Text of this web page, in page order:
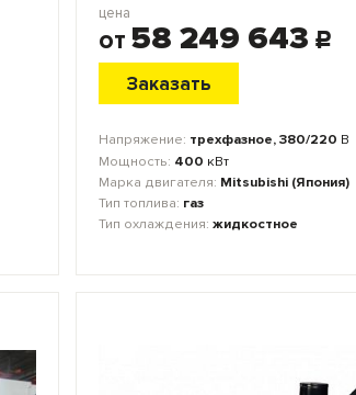
цена
от 58 249 643 c
Заказать
Напряжение: трехфазное, 380/220 В
Мощность: 400 кВт
Марка двигателя: Mitsubishi (Япония)
Тип топлива: газ
Тип охлаждения:жидкостное